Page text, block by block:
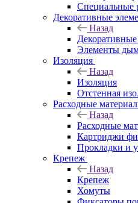
Специальные
Декоративные
Назад
Элементы
Изоляция
Назад
Изоляция
Отстенная
Расходные
Назад
Расходные
Картриджи
Прокладки и
Крепеж
Назад
Крепеж
Хомуты